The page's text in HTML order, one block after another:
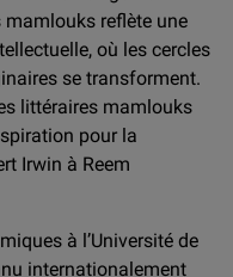
mamlouks reflète une
où les cercles
se transforment.
littéraires mamlouks
pour la
Irwin à Reem
à l’Université de
internationalement